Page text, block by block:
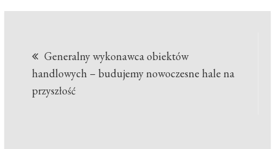
wpisu
Generalny wykonawca obiektów
handlowych – budujemy nowoczesne hale na
przyszłość